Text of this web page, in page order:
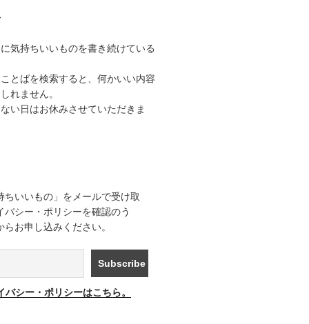
気持ちいいものを書き続けている
とばを検索すると、何かいい内容
れません。
い日はお休みさせていただきま
いいもの」をメールで受け取
バシー・ポリシーを確認のう
お申し込みください。
バシー・ポリシーはこちら。